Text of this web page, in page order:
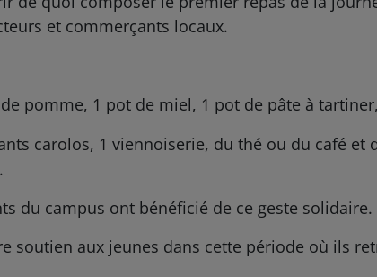
et commerçants locaux.
pomme, 1 pot de miel, 1 pot de pâte à
carolos, 1 viennoiserie, du thé ou du café et
du campus ont bénéficié de ce geste solidaire.
soutien aux jeunes dans cette période où ils